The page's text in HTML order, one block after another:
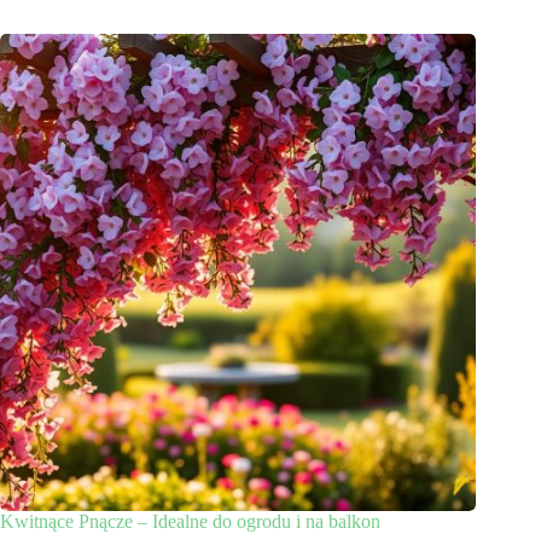
Kwitnące Pnącze – Idealne do ogrodu i na balkon